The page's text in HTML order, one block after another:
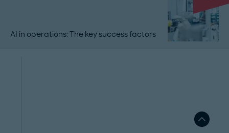
AI in operations: The key success factors